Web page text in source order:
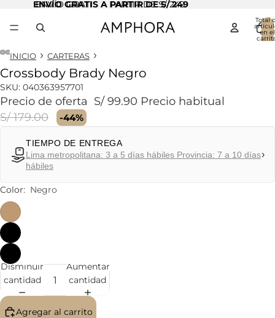
ENVÍO GRATIS A PARTIR DE S/ 249
ENVÍO GRATIS A PARTIR DE S/ 249
Total
en el
INICIO CARTERAS
Abrir
imagen
a
pantalla
Abrir
imagen
a
pantalla
Abrir
imagen
a
pantalla
Abrir
imagen
a
pantalla
Crossbody Brady Negro
SKU: 040363957701
Precio de oferta S/ 99.90 Precio habitual
S/ 179.00
-44%
TIEMPO DE ENTREGA
Lima metropolitana: 3 a 5 días hábiles Provincia: 7 a 10 días
hábiles
›
Color: Negro
Disminuir
cantidad
Aumentar
cantidad
Agregar al carrito